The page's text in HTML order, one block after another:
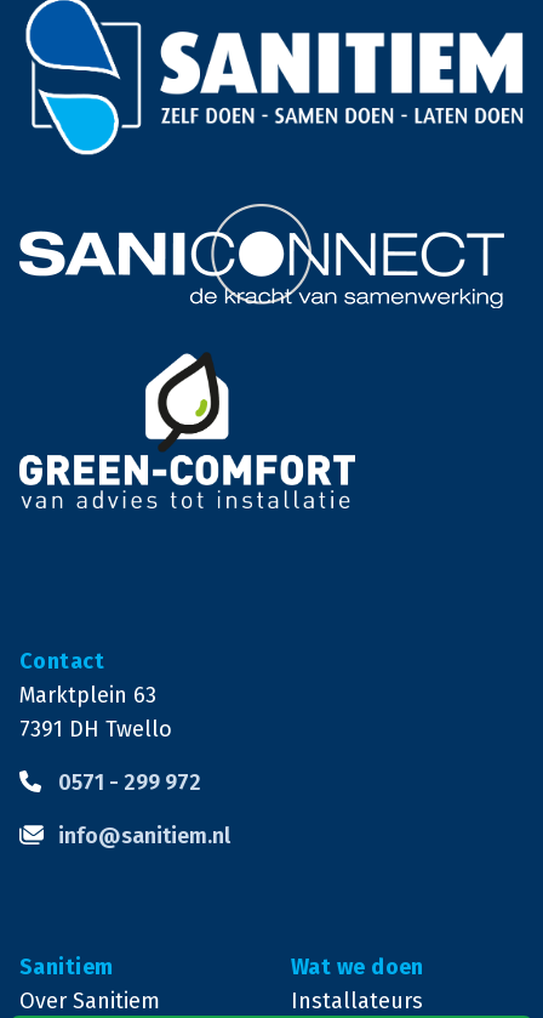
Contact
Marktplein 63
7391 DH Twello
0571 - 299 972
info@sanitiem.nl
Sanitiem
Over Sanitiem
Wat we doen
Installateurs